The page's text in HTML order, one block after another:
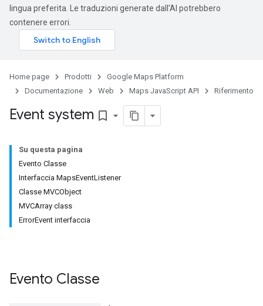
lingua preferita. Le traduzioni generate dall'AI potrebbero
contenere errori.
Home page Prodotti
Google Maps Platform
Documentazione
Web Maps JavaScript API Riferimento
Event system bookmark_border
Su questa pagina
Evento Classe
Interfaccia MapsEventListener
Classe MVCObject
MVCArray class
ErrorEvent interfaccia
Evento Classe